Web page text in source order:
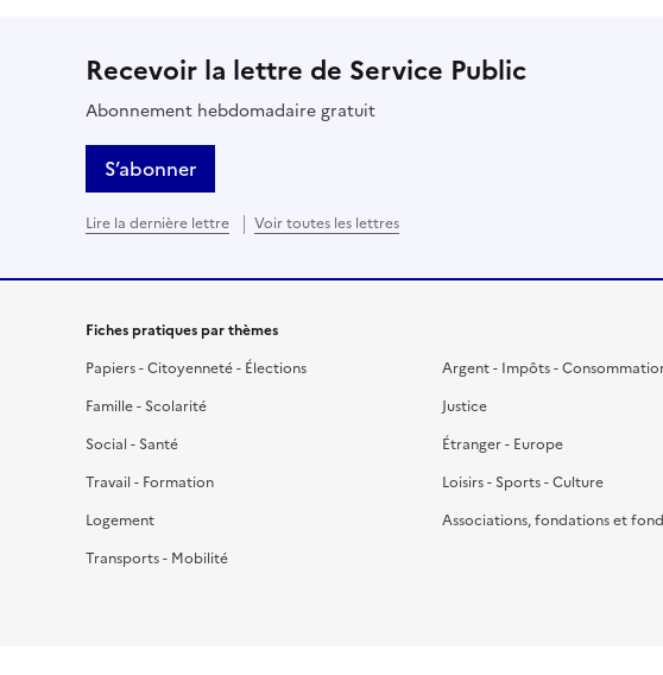
Recevoir la lettre de Service Public
Abonnement hebdomadaire gratuit
S’abonner
Lire la dernière lettre Voir toutes les lettres
Fiches pratiques par thèmes
Papiers - Citoyenneté - Élections
Famille - Scolarité
Social - Santé
Travail - Formation
Logement
Transports - Mobilité
Argent - Impôts -
Justice
Étranger - Europe
Loisirs - Sports - Culture
Associations, fondations et